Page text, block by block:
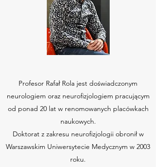
Profesor Rafał Rola jest doświadczonym
neurologiem oraz neurofizjologiem pracującym
od ponad 20 lat w renomowanych placówkach
naukowych.
Doktorat z zakresu neurofizjologii obronił w
Warszawskim Uniwersytecie Medycznym w 2003
roku.